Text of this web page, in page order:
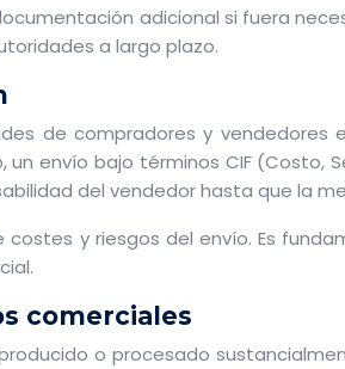
adicional si fuera
a largo plazo.
de compradores y
envío bajo términos CIF (Costo,
del vendedor hasta que la
y riesgos del envío. Es
comerciales
o procesado